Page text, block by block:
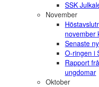
SSK
November
november
Senaste
O-ringen i
Rapport
ungdomar
Oktober